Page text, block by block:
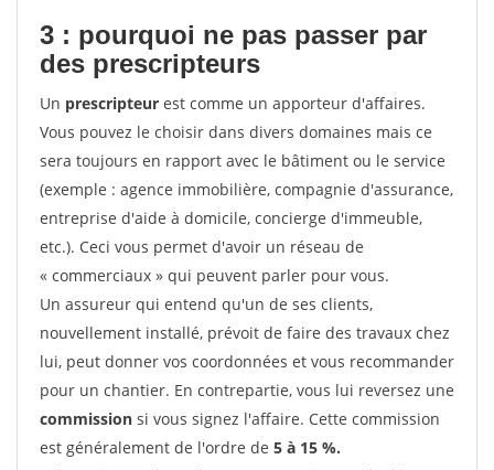
3 : pourquoi ne pas passer par
des prescripteurs
Un prescripteur est comme un apporteur d'affaires.
Vous pouvez le choisir dans divers domaines mais ce
sera toujours en rapport avec le bâtiment ou le service
(exemple : agence immobilière, compagnie d'assurance,
entreprise d'aide à domicile, concierge d'immeuble,
etc.). Ceci vous permet d'avoir un réseau de
« commerciaux » qui peuvent parler pour vous.
Un assureur qui entend qu'un de ses clients,
nouvellement installé, prévoit de faire des travaux chez
lui, peut donner vos coordonnées et vous recommander
pour un chantier. En contrepartie, vous lui reversez une
commission si vous signez l'affaire. Cette commission
est généralement de l'ordre de 5 à 15 %.